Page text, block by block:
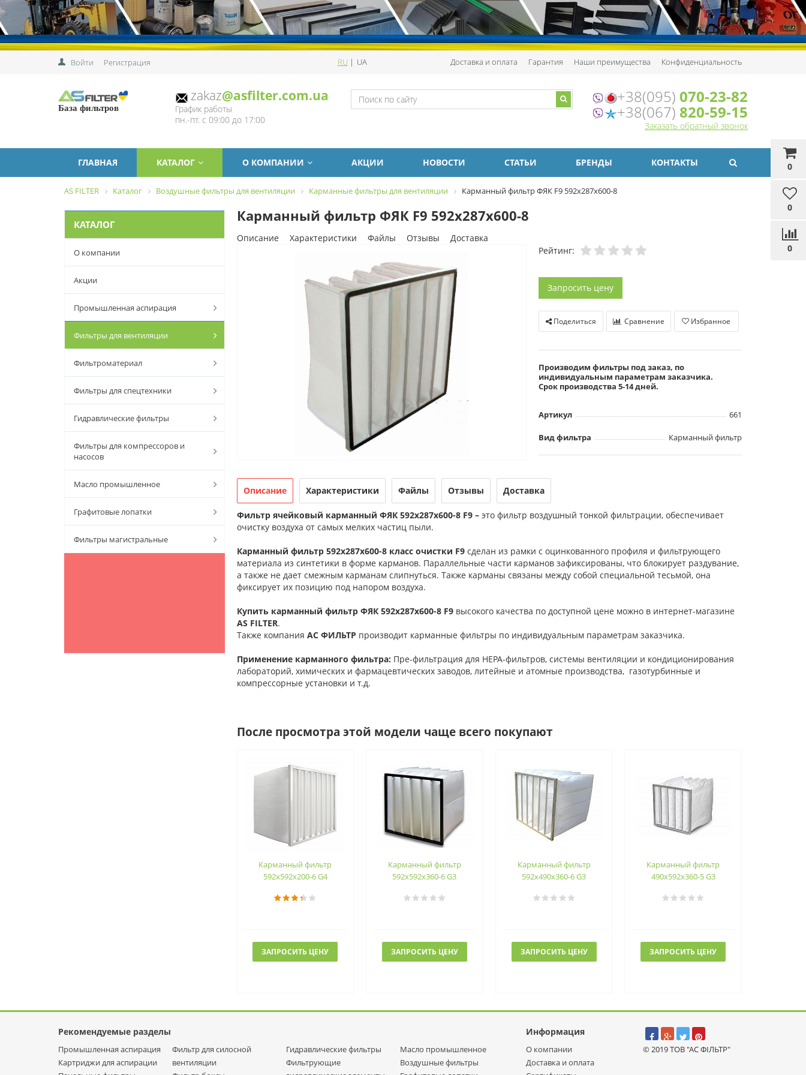
Войти Регистрация RU| UA Доставка и оплата Гарантия Наши преимущества Конфиденциальность
0
0
0
База фильтров
zakaz@asfilter.com.ua
График работы
пн.-пт. с 09:00 до 17:00
+38(095) 070-23-82
+38(067) 820-59-15
Заказать обратный звонок
ГЛАВНАЯ КАТАЛОГ О КОМПАНИИ АКЦИИ НОВОСТИ СТАТЬИ БРЕНДЫ КОНТАКТЫ
AS FILTER Каталог Воздушные фильтры для вентиляции Карманные фильтры для вентиляции Карманный фильтр ФЯК F9 592х287х600-8
КАТАЛОГ
О компании
Акции
Промышленная аспирация
Фильтры для вентиляции
Фильтроматериал
Фильтры для спецтехники
Гидравлические фильтры
Фильтры для компрессоров и
насосов
Масло промышленное
Графитовые лопатки
Фильтры магистральные
Карманный фильтр ФЯК F9 592х287х600-8
Описание Характеристики Файлы Отзывы
Доставка
Рейтинг:
Запросить цену
Поделиться Сравнение Избранное
Производим фильтры под заказ, по
индивидуальным параметрам заказчика.
Срок производства 5-14 дней.
Артикул 661
Вид фильтра Карманный фильтр
Описание Характеристики Файлы Отзывы Доставка
Фильтр ячейковый карманный ФЯК 592х287х600-8 F9 –это фильтр воздушный тонкой фильтрации, обеспечивает
очистку воздуха от самых мелких частиц пыли.
Карманный фильтр 592х287х600-8 класс очистки F9сделан из рамки с оцинкованного профиля и фильтрующего
материала из синтетики в форме карманов. Параллельные части карманов зафиксированы, что блокирует раздувание,
а также не дает смежным карманам слипнуться. Также карманы связаны между собой специальной тесьмой, она
фиксирует их позицию под напором воздуха.
Купить карманный фильтр ФЯК 592х287х600-8 F9 высокого качества по доступной цене можно в интернет-магазине
AS FILTER.
Также компания АС ФИЛЬТР производит карманные фильтры по индивидуальным параметрам заказчика.
Применение карманного фильтра: Пре-фильтрация для НЕРА-фильтров, системы вентиляции и кондиционирования
лабораторий, химических и фармацевтических заводов, литейные и атомные производства, газотурбинные и
компрессорные установки и т.д.
После просмотра этой модели чаще всего покупают
Карманный фильтр
592х592х200-6 G4
ЗАПРОСИТЬ ЦЕНУ
Карманный фильтр
592х592х360-6 G3
ЗАПРОСИТЬ ЦЕНУ
Карманный фильтр
592х490х360-6 G3
ЗАПРОСИТЬ ЦЕНУ
Карманный фильтр
490х592х360-5 G3
ЗАПРОСИТЬ ЦЕНУ
Рекомендуемые разделы Информация
Промышленная аспирация
Картриджи для аспирации
Фильтр для силосной
вентиляции
Гидравлические фильтры
Фильтрующие
Масло промышленное
Воздушные фильтры
О компании
Доставка и оплата
© 2019 ТОВ "АС ФІЛЬТР"